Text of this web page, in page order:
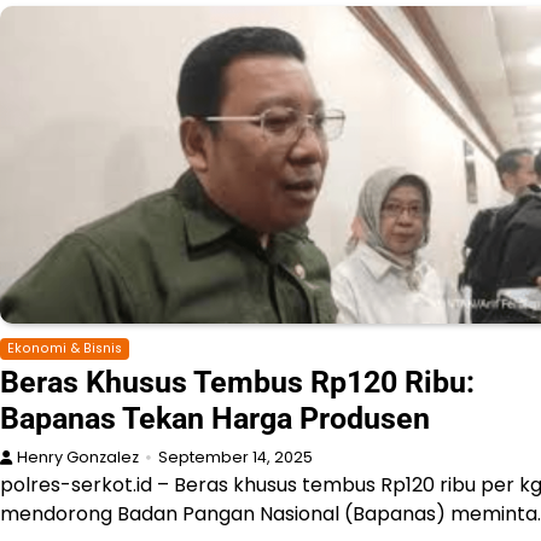
Ekonomi & Bisnis
Beras Khusus Tembus Rp120 Ribu:
Bapanas Tekan Harga Produsen
Henry Gonzalez September 14, 2025
polres-serkot.id – Beras khusus tembus Rp120 ribu per
mendorong Badan Pangan Nasional (Bapanas)